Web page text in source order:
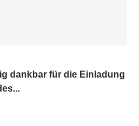
dankbar für die Einladung